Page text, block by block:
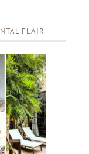
FLAIR